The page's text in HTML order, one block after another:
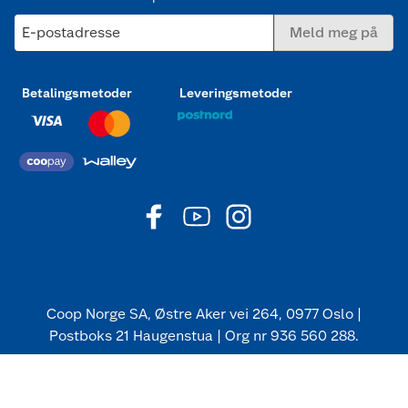
E-postadresse Meld meg på
Betalingsmetoder Leveringsmetoder
Coop Norge SA, Østre Aker vei 264, 0977 Oslo |
Postboks 21 Haugenstua | Org nr 936 560 288.